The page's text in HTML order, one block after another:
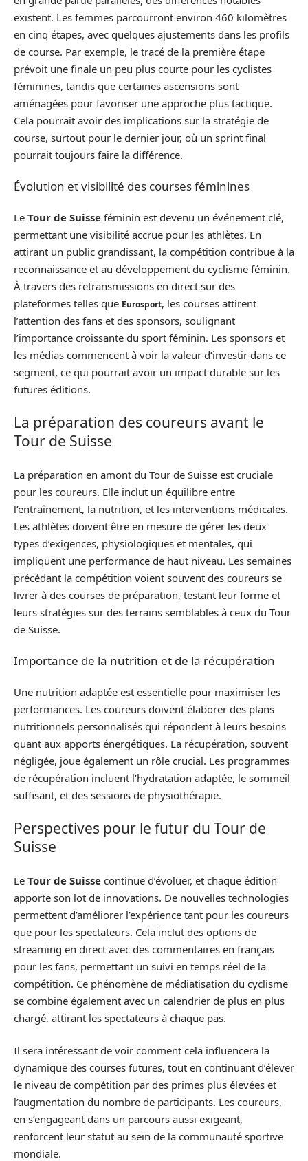
existent. Les femmes parcourront environ 460 kilomètres
en cinq étapes, avec quelques ajustements dans les profils
de course. Par exemple, le tracé de la première étape
prévoit une finale un peu plus courte pour les cyclistes
féminines, tandis que certaines ascensions sont
aménagées pour favoriser une approche plus tactique.
Cela pourrait avoir des implications sur la stratégie de
course, surtout pour le dernier jour, où un sprint final
pourrait toujours faire la différence.
Évolution et visibilité des courses féminines
Le Tour de Suisse féminin est devenu un événement clé,
permettant une visibilité accrue pour les athlètes. En
attirant un public grandissant, la compétition contribue à la
reconnaissance et au développement du cyclisme féminin.
À travers des retransmissions en direct sur des
plateformes telles que Eurosport, les courses attirent
l’attention des fans et des sponsors, soulignant
l’importance croissante du sport féminin. Les sponsors et
les médias commencent à voir la valeur d’investir dans ce
segment, ce qui pourrait avoir un impact durable sur les
futures éditions.
La préparation des coureurs avant le
Tour de Suisse
La préparation en amont du Tour de Suisse est cruciale
pour les coureurs. Elle inclut un équilibre entre
l’entraînement, la nutrition, et les interventions médicales.
Les athlètes doivent être en mesure de gérer les deux
types d’exigences, physiologiques et mentales, qui
impliquent une performance de haut niveau. Les semaines
précédant la compétition voient souvent des coureurs se
livrer à des courses de préparation, testant leur forme et
leurs stratégies sur des terrains semblables à ceux du Tour
de Suisse.
Importance de la nutrition et de la récupération
Une nutrition adaptée est essentielle pour maximiser les
performances. Les coureurs doivent élaborer des plans
nutritionnels personnalisés qui répondent à leurs besoins
quant aux apports énergétiques. La récupération, souvent
négligée, joue également un rôle crucial. Les programmes
de récupération incluent l’hydratation adaptée, le sommeil
suffisant, et des sessions de physiothérapie.
Perspectives pour le futur du Tour de
Suisse
Le Tour de Suisse continue d’évoluer, et chaque édition
apporte son lot de innovations. De nouvelles technologies
permettent d’améliorer l’expérience tant pour les coureurs
que pour les spectateurs. Cela inclut des options de
streaming en direct avec des commentaires en français
pour les fans, permettant un suivi en temps réel de la
compétition. Ce phénomène de médiatisation du cyclisme
se combine également avec un calendrier de plus en plus
chargé, attirant les spectateurs à chaque pas.
Il sera intéressant de voir comment cela influencera la
dynamique des courses futures, tout en continuant d’élever
le niveau de compétition par des primes plus élevées et
l’augmentation du nombre de participants. Les coureurs,
en s’engageant dans un parcours aussi exigeant,
renforcent leur statut au sein de la communauté sportive
mondiale.